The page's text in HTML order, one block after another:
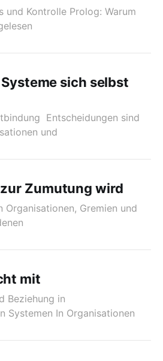
und Kontrolle Prolog: Warum
sich selbst
Entscheidungen sind
und
Zumutung wird
Organisationen, Gremien und
mit
Beziehung in
Systemen In Organisationen